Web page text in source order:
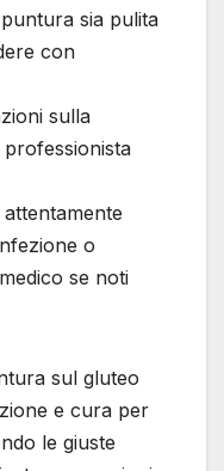
sia pulita
con
sulla
o
se noti
sul gluteo
e cura per
le giuste